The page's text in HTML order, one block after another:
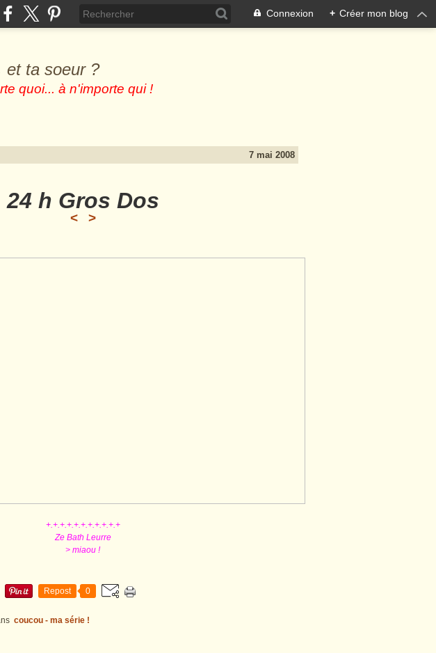
Connexion + Créer mon blog
et ta soeur ?
quoi... à n'importe qui !
7 mai 2008
24 h Gros Dos
< >
+.+.+.+.+.+.+.+.+.+.+
Ze Bath Leurre
> miaou !
Repost 0
coucou - ma série !